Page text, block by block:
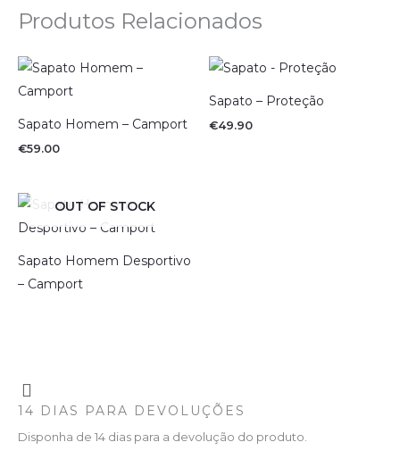
Produtos Relacionados
Sapato Homem – Camport
€59.00
Sapato – Proteção
€49.90
OUT OF STOCK
Sapato Homem Desportivo
– Camport
14 DIAS PARA DEVOLUÇÕES
Disponha de 14 dias para a devolução do produto.